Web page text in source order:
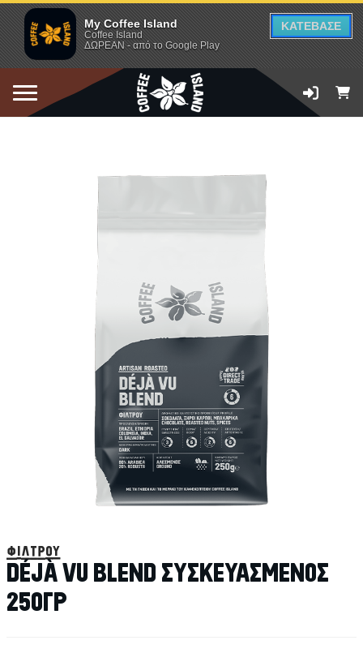
My Coffee Island
Coffee Island
ΔΩΡΕΑΝ - από το Google Play
ΚΑΤΕΒΑΣΕ
φίλτρου
DÉJÀ VU BLEND ΣΥΣΚΕΥΑΣΜΕΝΟΣ
250ΓΡ